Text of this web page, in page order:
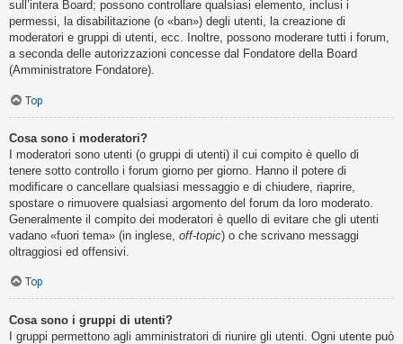
sull’intera Board; possono controllare qualsiasi elemento, inclusi i
permessi, la disabilitazione (o «ban») degli utenti, la creazione di
moderatori e gruppi di utenti, ecc. Inoltre, possono moderare tutti i forum,
a seconda delle autorizzazioni concesse dal Fondatore della Board
(Amministratore Fondatore).
Top
Cosa sono i moderatori?
I moderatori sono utenti (o gruppi di utenti) il cui compito è quello di
tenere sotto controllo i forum giorno per giorno. Hanno il potere di
modificare o cancellare qualsiasi messaggio e di chiudere, riaprire,
spostare o rimuovere qualsiasi argomento del forum da loro moderato.
Generalmente il compito dei moderatori è quello di evitare che gli utenti
vadano «fuori tema» (in inglese, off-topic) o che scrivano messaggi
oltraggiosi ed offensivi.
Top
Cosa sono i gruppi di utenti?
I gruppi permettono agli amministratori di riunire gli utenti. Ogni utente può